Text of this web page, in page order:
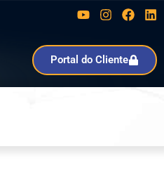
Portal do Cliente